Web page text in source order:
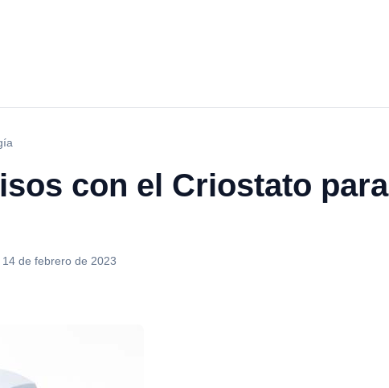
con el Criostato para
14 de febrero de 2023